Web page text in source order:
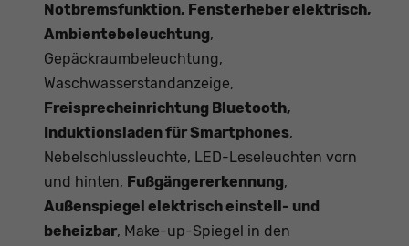
Notbremsfunktion, Fensterheber elektrisch,
Ambientebeleuchtung,
Gepäckraumbeleuchtung,
Waschwasserstandanzeige,
Freisprecheinrichtung Bluetooth,
Induktionsladen für Smartphones,
Nebelschlussleuchte, LED-Leseleuchten vorn
und hinten, Fußgängererkennung,
Außenspiegel elektrisch einstell- und
beheizbar, Make-up-Spiegel in den